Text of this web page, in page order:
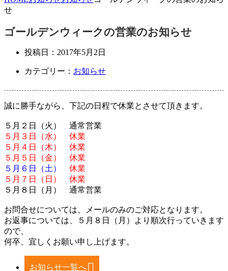
せ
ゴールデンウィークの営業のお知らせ
投稿日： 2017年5月2日
カテゴリー： お知らせ
誠に勝手ながら、下記の日程で休業とさせて頂きます。
５月２日（火） 通常営業
５月３日（水） 休業
５月４日（木） 休業
５月５日（金） 休業
５月６日（土） 休業
５月７日（日） 休業
５月８日（月） 通常営業
お問合せについては、メールのみのご対応となります。
お返事については、５月８日（月）より順次行っていきます
ので、
何卒、宜しくお願い申し上げます。
お知らせ一覧へ